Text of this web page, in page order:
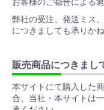
弊社の受注、発送ミス
につきましても承りかね
販売商品につきまし
本サイトにて購入した
合、当社・本サイトは